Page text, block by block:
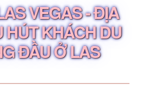
VEGAS - ĐỊA
HÚT KHÁCH DU
ĐẦU Ở LAS